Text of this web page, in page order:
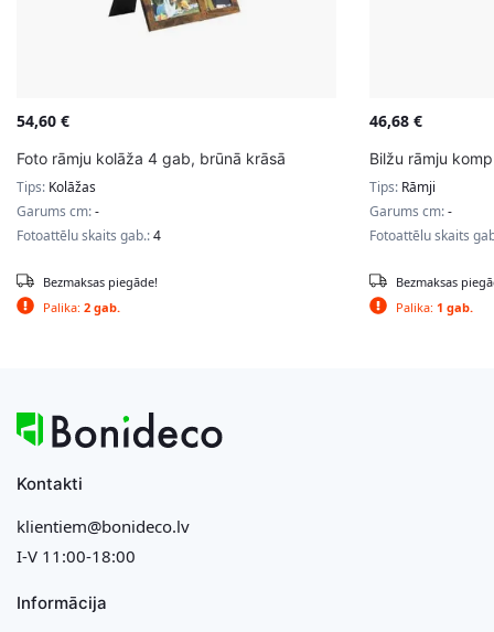
54,60 €
Foto rāmju kolāža 4 gab, brūnā krāsā
Tips: Kolāžas
Garums cm:-
Fotoattēlu skaits gab.:4
Palika: 2 gab.
Bezmaksas piegāde!
46,68 €
Bilžu rāmju
Tips: Rāmji
Garums cm:-
Fotoattēlu skaits
Palika: 1 gab.
Bezmaksas
Kontakti
klientiem@bonideco.lv
I-V 11:00-18:00
Informācija